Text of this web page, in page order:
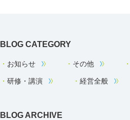
BLOG CATEGORY
お知らせ その他
研修・講演 経営全般
BLOG ARCHIVE